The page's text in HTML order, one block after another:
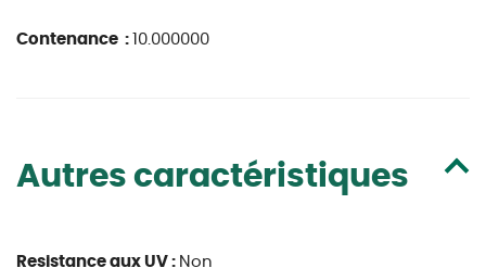
Contenance : 10.000000
Autres caractéristiques
Resistance aux UV : Non